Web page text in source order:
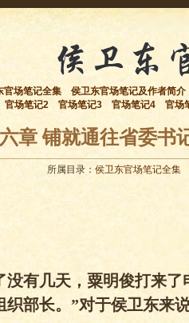
官场笔记全集 侯卫东官场笔记及作者简介
官场笔记2 官场笔记3 官场笔记4 官场
章 铺就通往省委书
所属目录： 侯卫东官场笔记全集
没有几天，粟明俊打来
部长。”对于侯卫东来